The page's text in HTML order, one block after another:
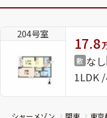
シャーメゾンショップ
らくらく内見
シャーメゾンライフサ
自立型サービス付き・
204号室
17.8
敷 なし
1LDK
シャーメゾン 関東 東京